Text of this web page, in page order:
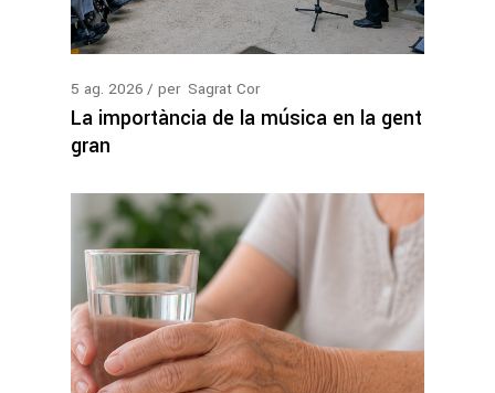
5 ag. 2026 per Sagrat Cor
La importància de la música en la gent
gran